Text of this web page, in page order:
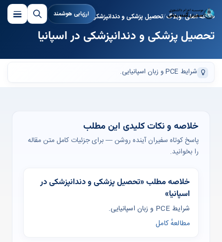
ارزیابی هوشمند صفحه اصلی وبلاگ تحصیل پزشکی و دندانپزشکی در اسپانیا
تحصیل پزشکی و دندانپزشکی در اسپانیا
شرایط PCE و زبان اسپانیایی.
خلاصه و نکات کلیدی این مطلب
پاسخ کوتاه سفیران آینده روشن — برای جزئیات کامل متن مقاله
را بخوانید.
خلاصه مطلب «تحصیل پزشکی و دندانپزشکی در
اسپانیا»
شرایط PCE و زبان اسپانیایی.
مطالعهٔ کامل